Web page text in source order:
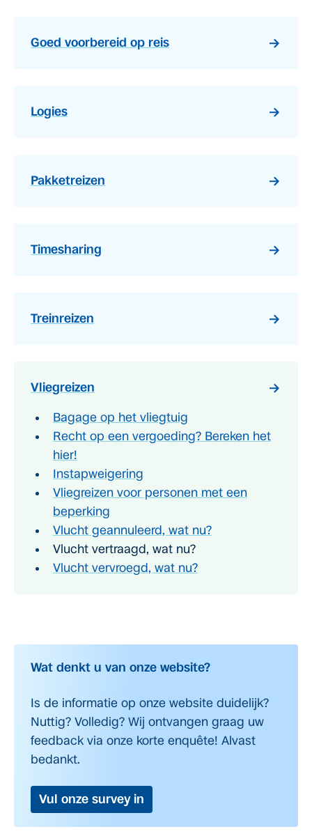
Goed voorbereid op reis
Logies
Pakketreizen
Timesharing
Treinreizen
Vliegreizen
Bagage op het vliegtuig
Recht op een vergoeding? Bereken het
hier!
Instapweigering
Vliegreizen voor personen met een
beperking
Vlucht geannuleerd, wat nu?
Vlucht vertraagd, wat nu?
Vlucht vervroegd, wat nu?
Wat denkt u van onze website?
Is de informatie op onze website duidelijk?
Nuttig? Volledig? Wij ontvangen graag uw
feedback via onze korte enquête! Alvast
bedankt.
Vul onze survey in